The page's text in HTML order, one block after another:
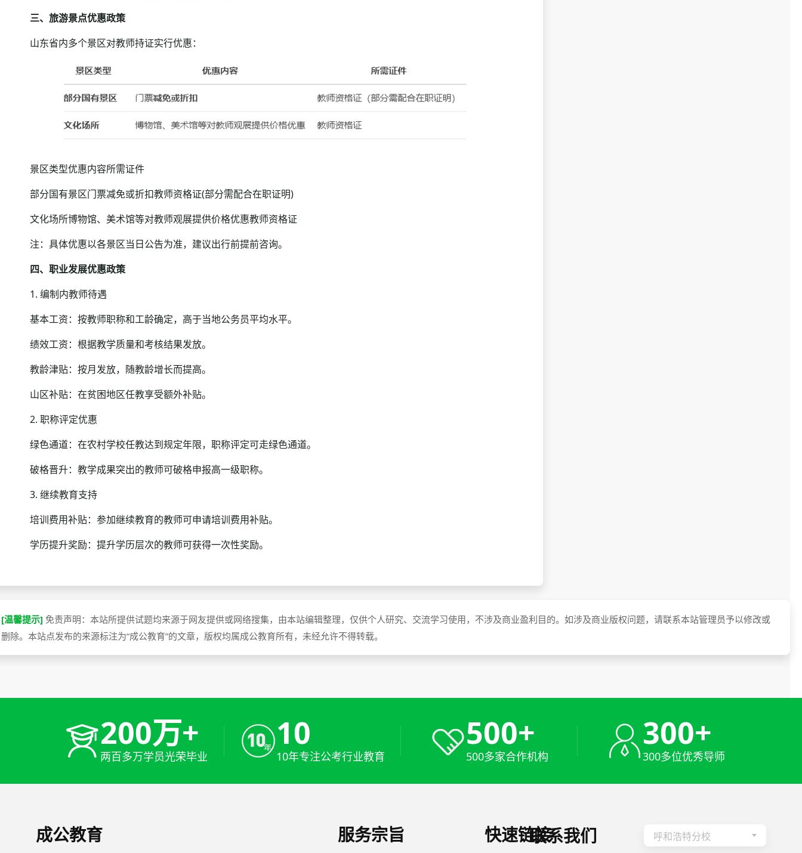
三、旅游景点优惠政策
山东省内多个景区对教师持证实行优惠：
景区类型优惠内容所需证件
部分国有景区门票减免或折扣教师资格证(部分需配合在职证明)
文化场所博物馆、美术馆等对教师观展提供价格优惠教师资格证
注：具体优惠以各景区当日公告为准，建议出行前提前咨询。
四、职业发展优惠政策
1. 编制内教师待遇
基本工资：按教师职称和工龄确定，高于当地公务员平均水平。
绩效工资：根据教学质量和考核结果发放。
教龄津贴：按月发放，随教龄增长而提高。
山区补贴：在贫困地区任教享受额外补贴。
2. 职称评定优惠
绿色通道：在农村学校任教达到规定年限，职称评定可走绿色通道。
破格晋升：教学成果突出的教师可破格申报高一级职称。
3. 继续教育支持
培训费用补贴：参加继续教育的教师可申请培训费用补贴。
学历提升奖励：提升学历层次的教师可获得一次性奖励。
[温馨提示] 免责声明：本站所提供试题均来源于网友提供或网络搜集，由本站编辑整理，仅供个人研究、交流学习使用，不涉及商业盈利目的。如涉及商业版权问题，请联系本站管理员予以修改或
删除。本站点发布的来源标注为“成公教育”的文章，版权均属成公教育所有，未经允许不得转载。
200万+
两百多万学员光荣毕业
10
10年专注公考行业教育
500+
500多家合作机构
300+
300多位优秀导师
成公教育 服务宗旨 快速链接联系我们 呼和浩特分校